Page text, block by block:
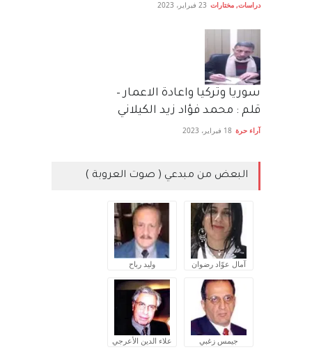
دراسات, مختارات 23 فبراير، 2023
سوريا وتركيا واعادة الاعمار –
قلم : محمد فؤاد زيد الكيلاني
آراء حرة 18 فبراير، 2023
البعض من مبدعي ( صوت العروبة )
آمال عوّاد رضوان وليد رباح
جيمس زغبي علاء الدين الأعرجي